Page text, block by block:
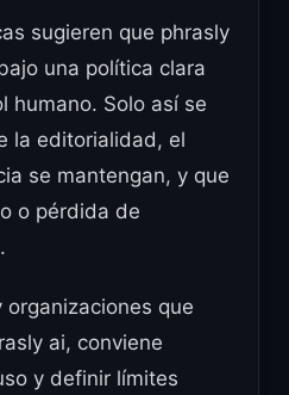
sugieren que phrasly
una política clara
humano. Solo así se
la editorialidad, el
se mantengan, y que
o pérdida de
que
ai, conviene
y definir límites